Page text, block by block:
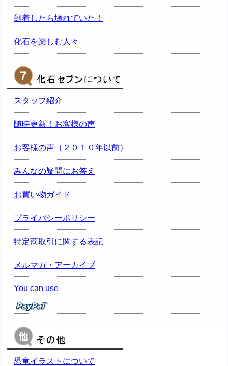
到着したら壊れていた！
化石を楽しむ人々
スタッフ紹介
随時更新！お客様の声
お客様の声（２０１０年以前）
みんなの疑問にお答え
お買い物ガイド
プライバシーポリシー
特定商取引に関する表記
メルマガ・アーカイブ
You can use
恐竜イラストについて